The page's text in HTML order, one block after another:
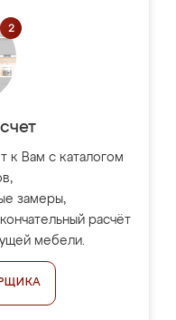
к Вам с каталогом
замеры,
расчёт
мебели.